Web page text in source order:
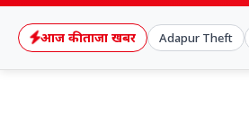
आज की ताजा खबर Adapur Theft